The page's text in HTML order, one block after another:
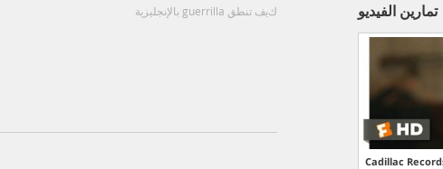
كيف تنطق guerrilla بالإنجليزية تمارين الفيديو
Cadillac